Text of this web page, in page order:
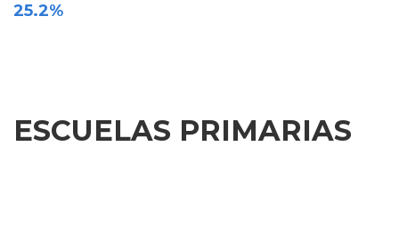
25.2%
ESCUELAS PRIMARIAS